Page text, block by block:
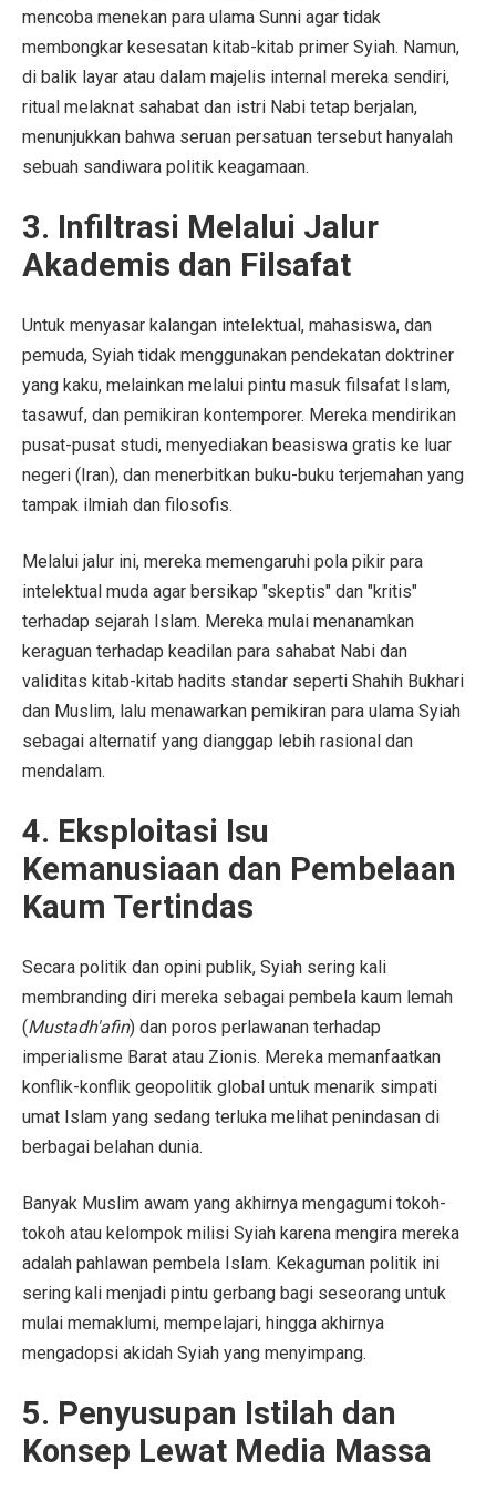
mencoba menekan para ulama Sunni agar tidak
membongkar kesesatan kitab-kitab primer Syiah. Namun,
di balik layar atau dalam majelis internal mereka sendiri,
ritual melaknat sahabat dan istri Nabi tetap berjalan,
menunjukkan bahwa seruan persatuan tersebut hanyalah
sebuah sandiwara politik keagamaan.
3. Infiltrasi Melalui Jalur
Akademis dan Filsafat
Untuk menyasar kalangan intelektual, mahasiswa, dan
pemuda, Syiah tidak menggunakan pendekatan doktriner
yang kaku, melainkan melalui pintu masuk filsafat Islam,
tasawuf, dan pemikiran kontemporer. Mereka mendirikan
pusat-pusat studi, menyediakan beasiswa gratis ke luar
negeri (Iran), dan menerbitkan buku-buku terjemahan yang
tampak ilmiah dan filosofis.
Melalui jalur ini, mereka memengaruhi pola pikir para
intelektual muda agar bersikap "skeptis" dan "kritis"
terhadap sejarah Islam. Mereka mulai menanamkan
keraguan terhadap keadilan para sahabat Nabi dan
validitas kitab-kitab hadits standar seperti Shahih Bukhari
dan Muslim, lalu menawarkan pemikiran para ulama Syiah
sebagai alternatif yang dianggap lebih rasional dan
mendalam.
4. Eksploitasi Isu
Kemanusiaan dan Pembelaan
Kaum Tertindas
Secara politik dan opini publik, Syiah sering kali
membranding diri mereka sebagai pembela kaum lemah
(Mustadh'afin) dan poros perlawanan terhadap
imperialisme Barat atau Zionis. Mereka memanfaatkan
konflik-konflik geopolitik global untuk menarik simpati
umat Islam yang sedang terluka melihat penindasan di
berbagai belahan dunia.
Banyak Muslim awam yang akhirnya mengagumi tokoh-
tokoh atau kelompok milisi Syiah karena mengira mereka
adalah pahlawan pembela Islam. Kekaguman politik ini
sering kali menjadi pintu gerbang bagi seseorang untuk
mulai memaklumi, mempelajari, hingga akhirnya
mengadopsi akidah Syiah yang menyimpang.
5. Penyusupan Istilah dan
Konsep Lewat Media Massa